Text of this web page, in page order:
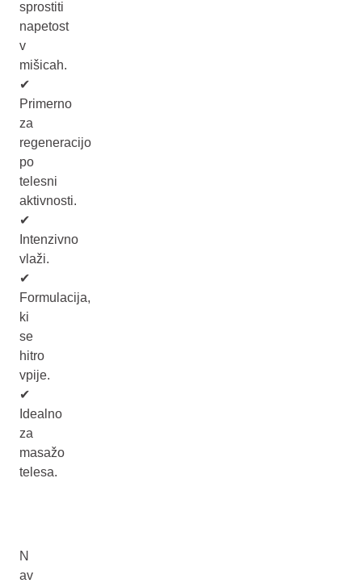
sprostiti
napetost
v
mišicah.
✔
Primerno
za
regeneracijo
po
telesni
aktivnosti.
✔
Intenzivno
vlaži.
✔
Formulacija,
ki
se
hitro
vpije.
✔
Idealno
za
masažo
telesa.
N
av